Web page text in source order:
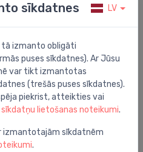
sīkdatnes LV
tā izmanto obligāti
puses sīkdatnes). Ar Jūsu
var tikt izmantotas
(trešās puses sīkdatnes).
piekrist, atteikties vai
sīkdatņu lietošanas noteikumi.
izmantotajām sīkdatnēm
.